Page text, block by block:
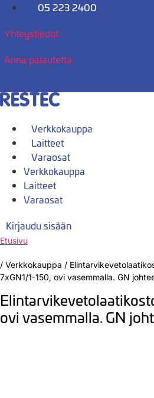
Mene
05 223 2400
Yhteystiedot
Anna palautetta
Verkkokauppa
Laitteet
Varaosat
Verkkokauppa
Laitteet
Varaosat
Kirjaudu sisään
Etusivu
/ Verkkokauppa /
7xGN1/1-150, ovi vasemmalla. GN
ovi vasemmalla. GN